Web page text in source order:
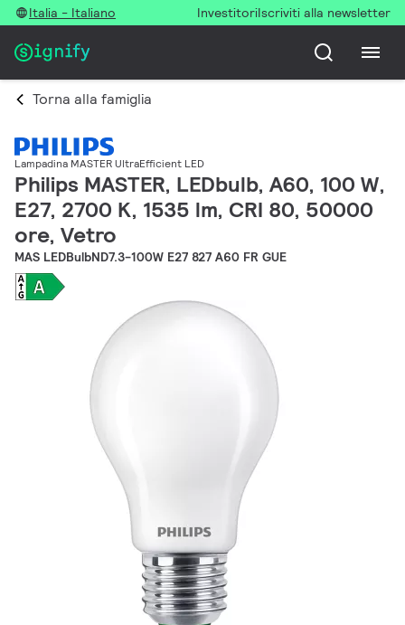
Italia - Italiano InvestitoriIscriviti alla newsletter
Torna alla famiglia
Lampadina MASTER UltraEfficient LED
Philips MASTER, LEDbulb, A60, 100 W,
E27, 2700 K, 1535 lm, CRI 80, 50000
ore, Vetro
MAS LEDBulbND7.3-100W E27 827 A60 FR GUE